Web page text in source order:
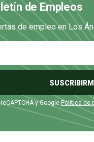
de Empleos
de empleo en Los
y Google Política de